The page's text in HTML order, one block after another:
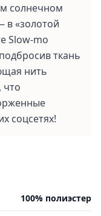
солнечном
в «золотой
Slow-mo
ткань
нить
что
соцсетях!
100% полиэстер